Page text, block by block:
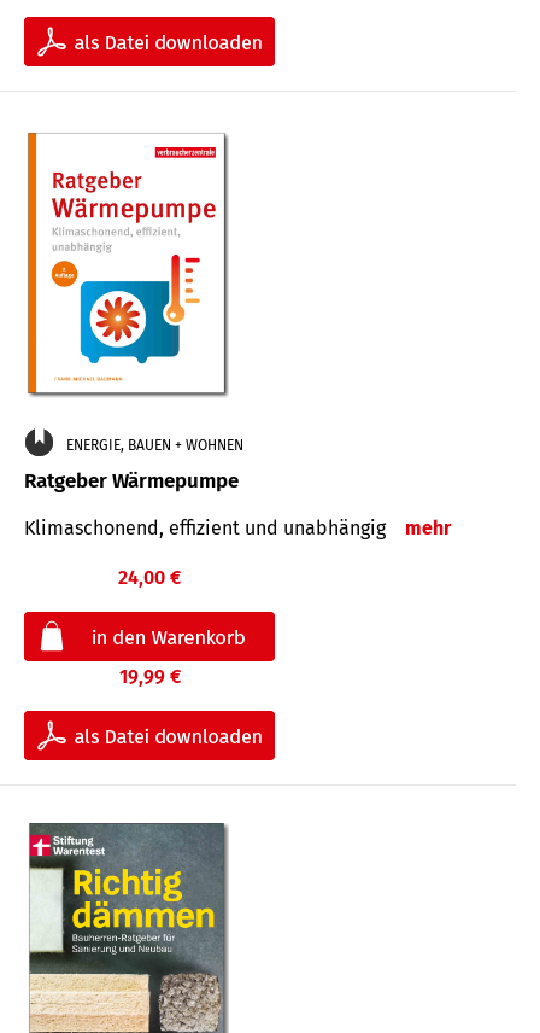
ENERGIE, BAUEN + WOHNEN
Ratgeber Wärmepumpe
Klimaschonend, effizient und unabhängig mehr
24,00 €
19,99 €